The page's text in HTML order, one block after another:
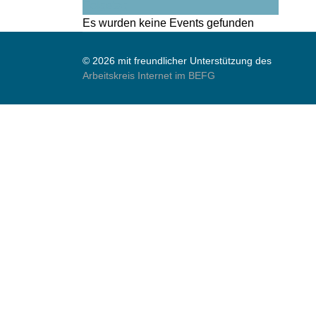
Es wurden keine Events gefunden
© 2026 mit freundlicher Unterstützung des
Arbeitskreis Internet im BEFG